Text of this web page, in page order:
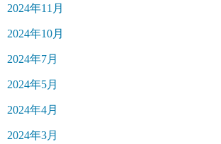
2024年11月
2024年10月
2024年7月
2024年5月
2024年4月
2024年3月